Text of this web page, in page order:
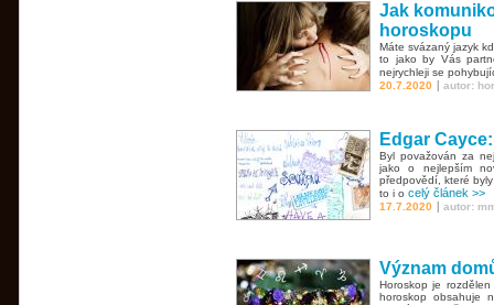
Jak
horoskopu
Máte svázaný jazyk
to jako by Vás
nejrychleji se
20.7.2020 | autor:
Edgar
Byl považován za
jako o nejlepším
předpovědí, které
to i o celý článek >>
17.7.2020 | autor:
Význam
Horoskop je
horoskop obsahuje